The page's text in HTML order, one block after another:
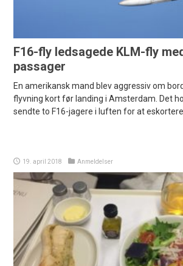
F16-fly ledsagede KLM-fly
passager
En amerikansk mand blev aggressiv om
flyvning kort før landing i Amsterdam. Det
sendte to F16-jagere i luften for at
19. april 2018 Anmeldelser